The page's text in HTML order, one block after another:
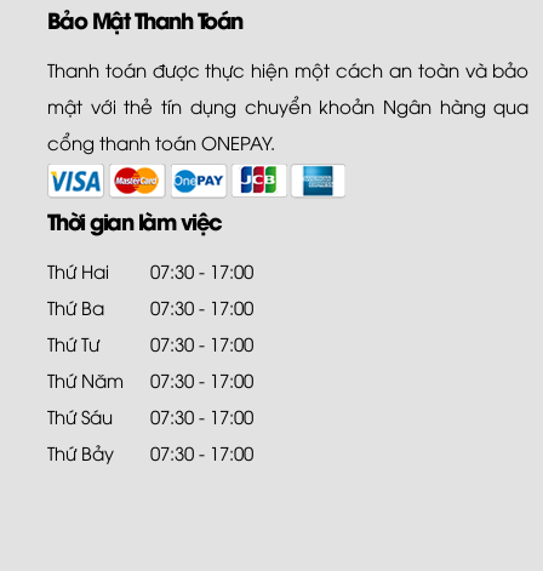
Bảo Mật Thanh Toán
Thanh toán được thực hiện một cách an toàn và bảo
mật với thẻ tín dụng chuyển khoản Ngân hàng qua
cổng thanh toán ONEPAY.
Thời gian làm việc
Thứ Hai
07:30 - 17:00
Thứ Ba
07:30 - 17:00
Thứ Tư
07:30 - 17:00
Thứ Năm
07:30 - 17:00
Thứ Sáu
07:30 - 17:00
Thứ Bảy
07:30 - 17:00